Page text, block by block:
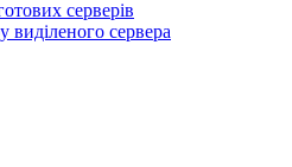
серверів
виділеного сервера